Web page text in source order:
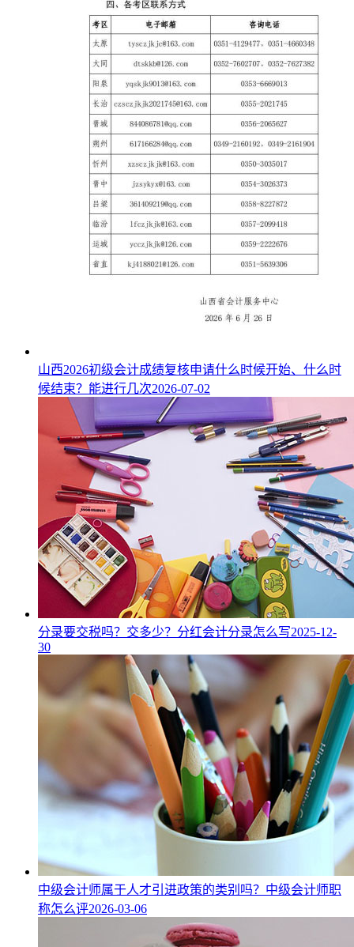
山西2026初级会计成绩复核申请什么时候开始、什么时
候结束？能进行几次2026-07-02
分录要交税吗？交多少？分红会计分录怎么写2025-12-
30
中级会计师属于人才引进政策的类别吗？中级会计师职
称怎么评2026-03-06